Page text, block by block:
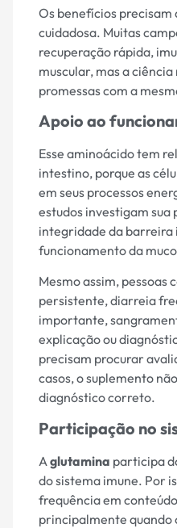
Os benefícios
cuidadosa. Muitas
recuperação rápida,
muscular, mas a
promessas com a
Apoio ao
Esse aminoácido tem
intestino, porque as
em seus processos
estudos investigam
integridade da barreira
funcionamento da
Mesmo assim, pessoas
persistente, diarreia
importante,
explicação ou
precisam procurar
casos, o suplemento
diagnóstico correto.
Participação no
A glutamina participa
do sistema imune. Por
frequência em
principalmente quando